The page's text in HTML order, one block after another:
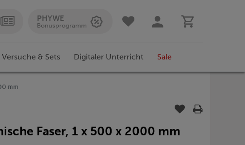
PHYWE
Bonusprogramm
Versuche & Sets Digitaler Unterricht Sale
mm
Faser, 1 x 500 x 2000 mm